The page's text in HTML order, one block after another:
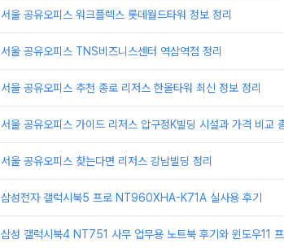
서울 공유오피스 워크플렉스 롯데월드타워 정보 정리
서울 공유오피스 TNS비즈니스센터 역삼역점 정리
서울 공유오피스 추천 종로 리저스 한올타워 최신 정보 정리
서울 공유오피스 가이드 리저스 압구정K빌딩 시설과 가격 비교
서울 공유오피스 찾는다면 리저스 강남빌딩 정리
삼성전자 갤럭시북5 프로 NT960XHA-K71A 실사용 후기
삼성 갤럭시북4 NT751 사무 업무용 노트북 후기와 윈도우11